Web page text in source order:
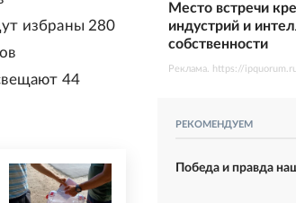
избраны 280
44
Место встречи
индустрий и
собственности
Реклама. https://ipquorum.ru
РЕКОМЕНДУЕМ
Победа и правда